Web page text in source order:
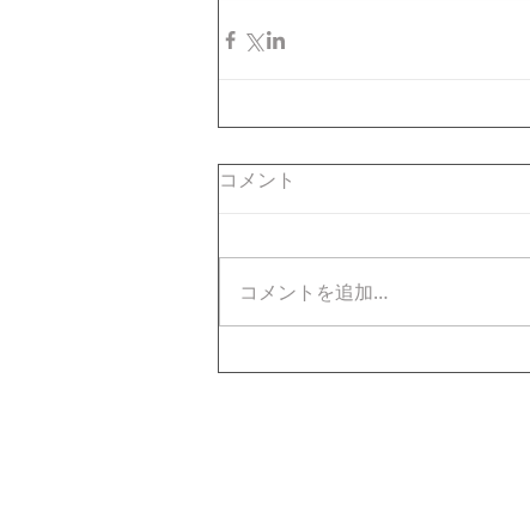
コメント
コメントを追加…